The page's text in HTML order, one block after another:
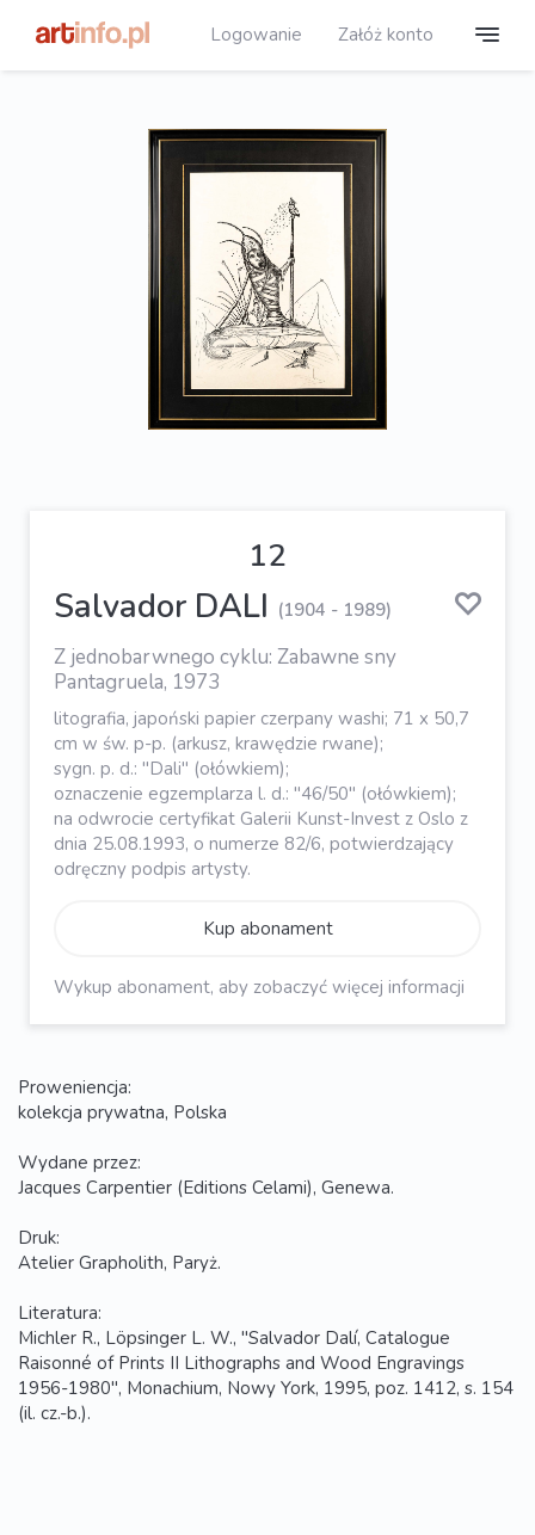
Logowanie Załóż konto
12
Salvador DALI (1904 - 1989)
Z jednobarwnego cyklu: Zabawne sny
Pantagruela, 1973
litografia, japoński papier czerpany washi; 71 x 50,7
cm w św. p-p. (arkusz, krawędzie rwane);
sygn. p. d.: "Dali" (ołówkiem);
oznaczenie egzemplarza l. d.: "46/50" (ołówkiem);
na odwrocie certyfikat Galerii Kunst-Invest z Oslo z
dnia 25.08.1993, o numerze 82/6, potwierdzający
odręczny podpis artysty.
Kup abonament
Wykup abonament, aby zobaczyć więcej informacji
Proweniencja:
kolekcja prywatna, Polska
Wydane przez:
Jacques Carpentier (Editions Celami), Genewa.
Druk:
Atelier Grapholith, Paryż.
Literatura:
Michler R., Löpsinger L. W., "Salvador Dalí, Catalogue
Raisonné of Prints II Lithographs and Wood Engravings
1956-1980", Monachium, Nowy York, 1995, poz. 1412, s. 154
(il. cz.-b.).